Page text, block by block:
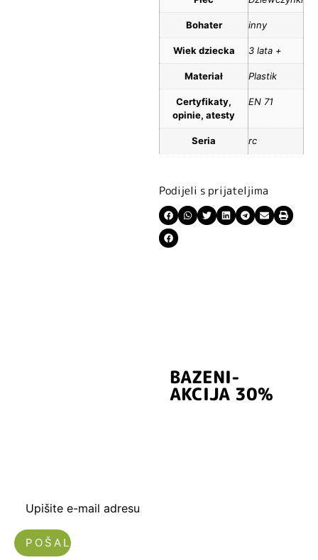
Bohater inny
Wiek dziecka 3 lata +
Materiał Plastik
Certyfikaty,
opinie, atesty
EN 71
Seria rc
Podijeli s prijateljima
Upišite e-mail adresu
BAZENI-
AKCIJA 30%